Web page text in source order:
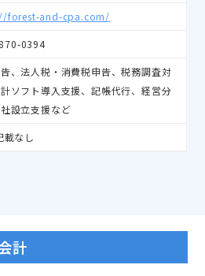
forest-and-cpa.com/
0394
、法人税・消費税申告、税務調査対
ソフト導入支援、記帳代行、経営分
設立支援など
載なし
計